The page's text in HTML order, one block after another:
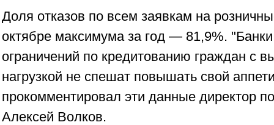
Доля отказов по всем заявкам на
октябре максимума за год — 81,9%.
ограничений по кредитованию граждан с
нагрузкой не спешат повышать свой
прокомментировал эти данные директор
Алексей Волков.